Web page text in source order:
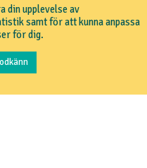
din upplevelse av
samt för att kunna anpassa
för dig.